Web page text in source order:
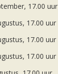
17.00 uur
17.00 uur
17.00 uur
17.00 uur